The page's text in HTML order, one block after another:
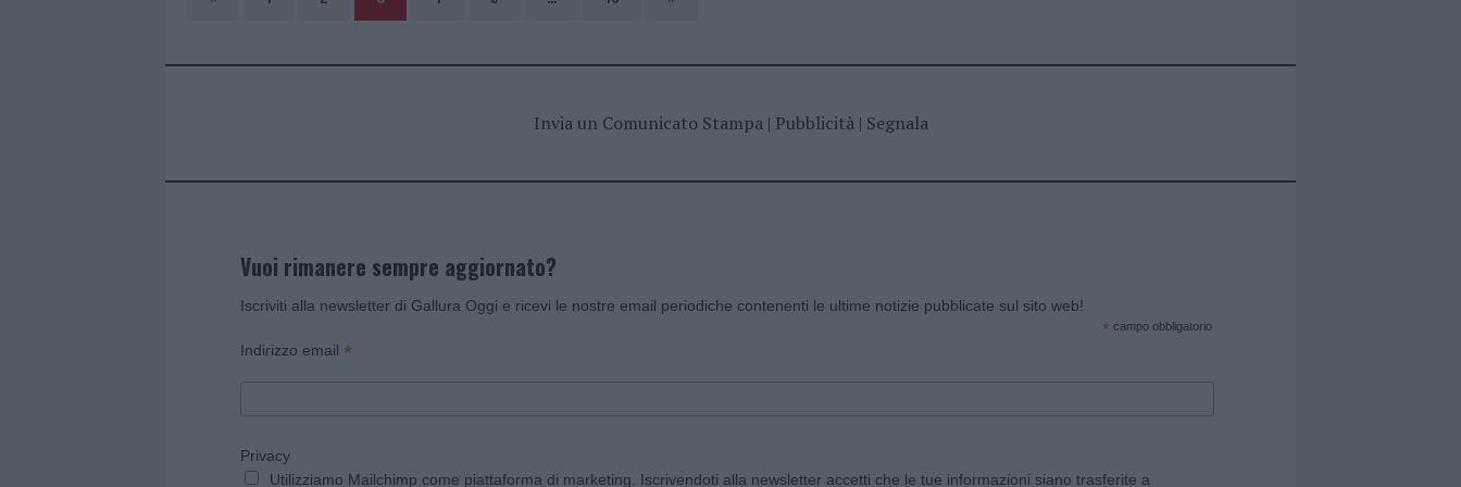
Invia un Comunicato Stampa| Pubblicità| Segnala
Vuoi rimanere sempre aggiornato?
Iscriviti alla newsletter di Gallura Oggi e ricevi le nostre email periodiche contenenti le ultime notizie pubblicate sul sito web!
* campo obbligatorio
Indirizzo email *
Privacy
Utilizziamo Mailchimp come piattaforma di marketing. Iscrivendoti alla newsletter accetti che le tue informazioni siano trasferite a